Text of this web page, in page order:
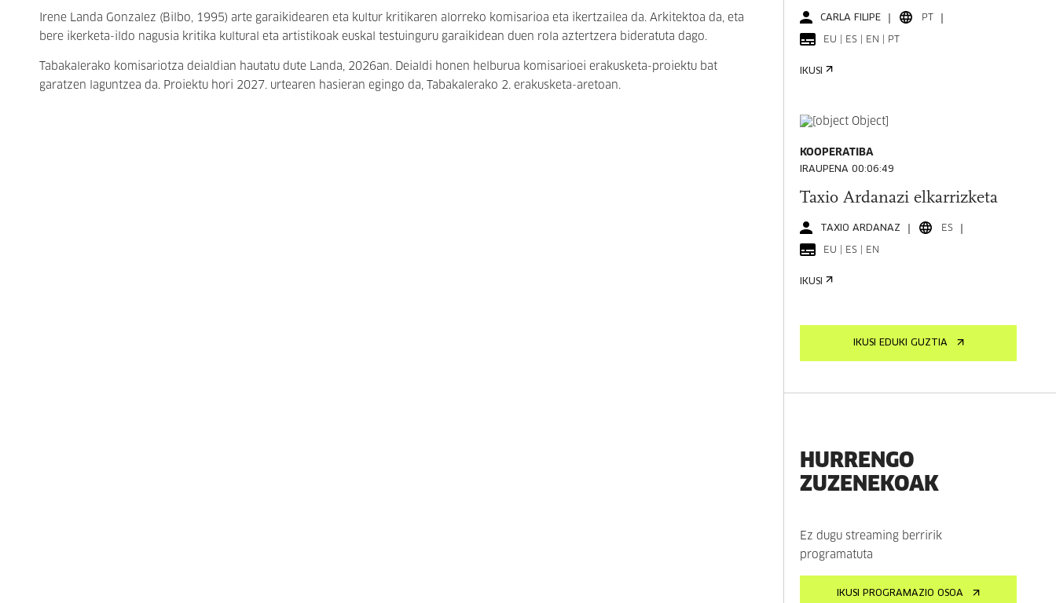
Irene Landa Gonzalez (Bilbo, 1995) arte garaikidearen eta kultur kritikaren alorreko komisarioa eta ikertzailea da. Arkitektoa da, eta
bere ikerketa-ildo nagusia kritika kultural eta artistikoak euskal testuinguru garaikidean duen rola aztertzera bideratuta dago.
Tabakalerako komisariotza deialdian hautatu dute Landa, 2026an. Deialdi honen helburua komisarioei erakusketa-proiektu bat
garatzen laguntzea da. Proiektu hori 2027. urtearen hasieran egingo da, Tabakalerako 2. erakusketa-aretoan.
CARLA FILIPE PT
EU | ES | EN | PT
IKUSI
KOOPERATIBA
IRAUPENA 00:06:49
Taxio Ardanazi elkarrizketa
TAXIO ARDANAZ ES
EU | ES | EN
IKUSI
IKUSI EDUKI GUZTIA
HURRENGO
ZUZENEKOAK
Ez dugu streaming berririk
programatuta
IKUSI PROGRAMAZIO OSOA